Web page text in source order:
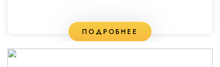
ПОДРОБНЕЕ